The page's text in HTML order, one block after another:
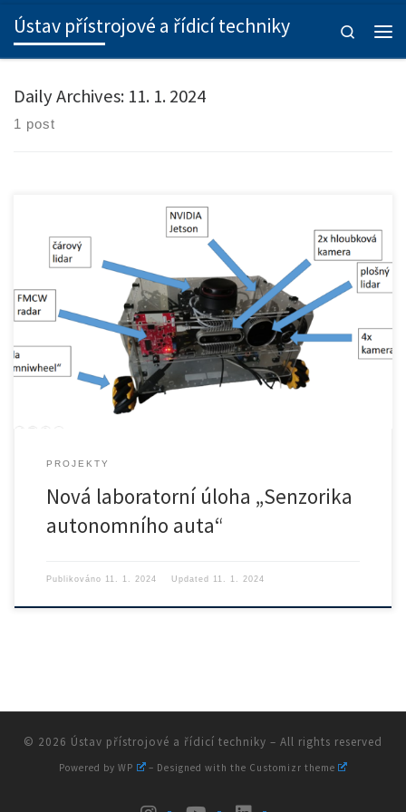
Skip to content
Ústav přístrojové a řídicí techniky
Search
Daily Archives: 11. 1. 2024
1 post
V rámci projektu byla připravena zcela nová laboratorní úloha pro
[…]
PROJEKTY
Nová laboratorní úloha „Senzorika
autonomního auta“
Publikováno 11. 1. 2024 Updated 11. 1. 2024
© 2026 Ústav přístrojové a řídicí techniky – All rights reserved
Powered byWP – Designed with the Customizr theme